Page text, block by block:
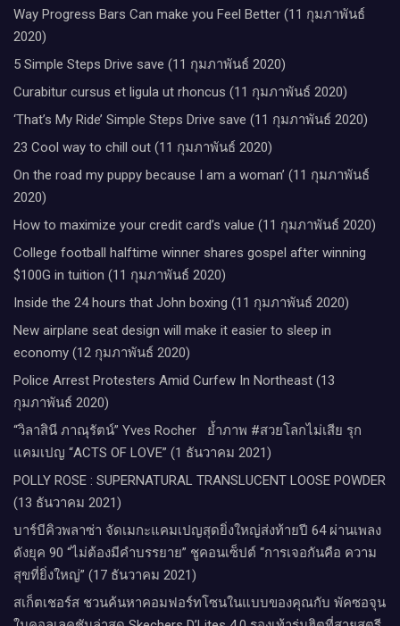
Way Progress Bars Can make you Feel Better (11 กุมภาพันธ์
2020)
5 Simple Steps Drive save (11 กุมภาพันธ์ 2020)
Curabitur cursus et ligula ut rhoncus (11 กุมภาพันธ์ 2020)
‘That’s My Ride’ Simple Steps Drive save (11 กุมภาพันธ์ 2020)
23 Cool way to chill out (11 กุมภาพันธ์ 2020)
On the road my puppy because I am a woman’ (11 กุมภาพันธ์
2020)
How to maximize your credit card’s value (11 กุมภาพันธ์ 2020)
College football halftime winner shares gospel after winning
$100G in tuition (11 กุมภาพันธ์ 2020)
Inside the 24 hours that John boxing (11 กุมภาพันธ์ 2020)
New airplane seat design will make it easier to sleep in
economy (12 กุมภาพันธ์ 2020)
Police Arrest Protesters Amid Curfew In Northeast (13
กุมภาพันธ์ 2020)
“วิลาสินี ภาณุรัตน์” Yves Rocher​ ย้ำภาพ #สวยโลกไม่เสีย รุก
แคมเปญ “ACTS OF LOVE” (1 ธันวาคม 2021)
POLLY ROSE : SUPERNATURAL TRANSLUCENT LOOSE POWDER
(13 ธันวาคม 2021)
บาร์บีคิวพลาซ่า จัดเมกะแคมเปญสุดยิ่งใหญ่ส่งท้ายปี 64 ผ่านเพลง
ดังยุค 90 “ไม่ต้องมีคำบรรยาย” ชูคอนเซ็ปต์ “การเจอกันคือ ความ
สุขที่ยิ่งใหญ่” (17 ธันวาคม 2021)
สเก็ตเชอร์ส ชวนค้นหาคอมฟอร์ทโซนในแบบของคุณกับ พัคซอจุน